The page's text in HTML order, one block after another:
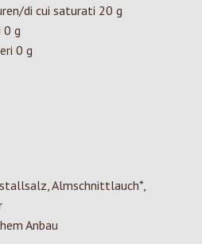
di cui saturati 20 g
0 g
0 g
Almschnittlauch*,
Anbau